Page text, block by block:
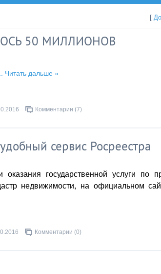
[
50 МИЛЛИОНОВ
Читать дальше »
Комментарии (7)
сервис Росреестра
государственной услуги по
недвижимости, на официальном
Комментарии (0)